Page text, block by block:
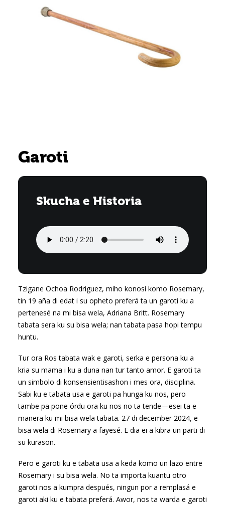
Garoti
Skucha e Historia
Tzigane Ochoa Rodriguez, miho konosí komo Rosemary,
tin 19 aña di edat i su opheto preferá ta un garoti ku a
pertenesé na mi bisa wela, Adriana Britt. Rosemary
tabata sera ku su bisa wela; nan tabata pasa hopi tempu
huntu.
Tur ora Ros tabata wak e garoti, serka e persona ku a
kria su mama i ku a duna nan tur tanto amor. E garoti ta
un simbolo di konsensientisashon i mes ora, disciplina.
Sabi ku e tabata usa e garoti pa hunga ku nos, pero
tambe pa pone órdu ora ku nos no ta tende—esei ta e
manera ku mi bisa wela tabata. 27 di december 2024, e
bisa wela di Rosemary a fayesé. E dia ei a kibra un parti di
su kurason.
Pero e garoti ku e tabata usa a keda komo un lazo entre
Rosemary i su bisa wela. No ta importa kuantu otro
garoti nos a kumpra después, ningun por a remplasá e
garoti aki ku e tabata preferá. Awor, nos ta warda e garoti